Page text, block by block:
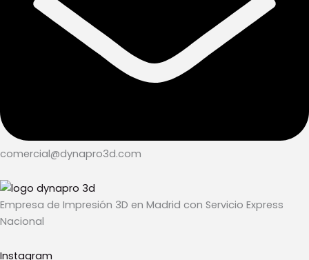
comercial@dynapro3d.com
Empresa de Impresión 3D en Madrid con Servicio Express
Nacional
Instagram